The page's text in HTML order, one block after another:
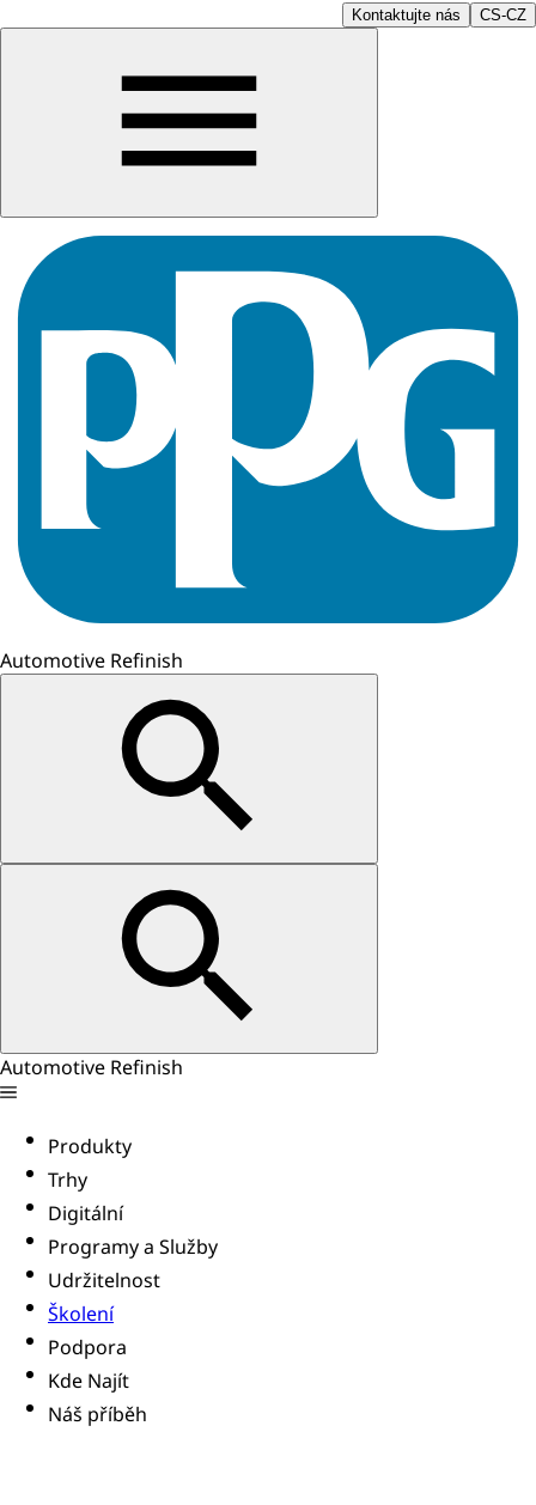
Kontaktujte nás CS-CZ
Automotive Refinish
Automotive Refinish
Produkty
Trhy
Digitální
Programy a Služby
Udržitelnost
Školení
Podpora
Kde Najít
Náš příběh